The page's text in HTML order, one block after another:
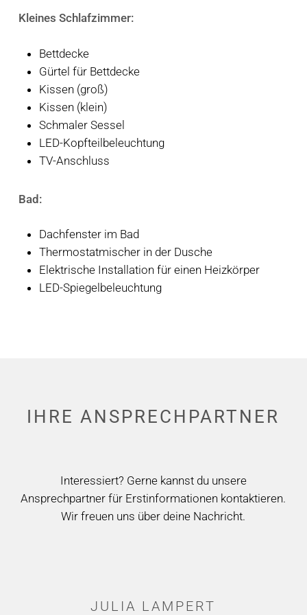
Kleines Schlafzimmer:
Bettdecke
Gürtel für Bettdecke
Kissen (groß)
Kissen (klein)
Schmaler Sessel
LED-Kopfteilbeleuchtung
TV-Anschluss
Bad:
Dachfenster im Bad
Thermostatmischer in der Dusche
Elektrische Installation für einen Heizkörper
LED-Spiegelbeleuchtung
IHRE ANSPRECH­­­PARTNER
Interessiert? Gerne kannst du unsere
Ansprechpartner für Erstinformationen kontaktieren.
Wir freuen uns über deine Nachricht.
JULIA LAMPERT